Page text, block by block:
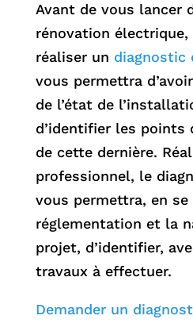
Avant de vous lancer
rénovation
réaliser un diagnostic
vous permettra
de l’état de
d’identifier les points
de cette dernière.
professionnel, le
vous permettra, en
réglementation et la
projet, d’identifier,
travaux à effectuer.
Demander un